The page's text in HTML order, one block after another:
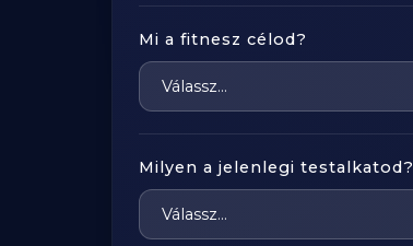
Mi a fitnesz célod?
Milyen a jelenlegi testalkatod?